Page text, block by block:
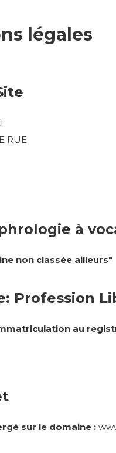
légales
RUE
à
non classée ailleurs"
Profession
au
sur le domaine :